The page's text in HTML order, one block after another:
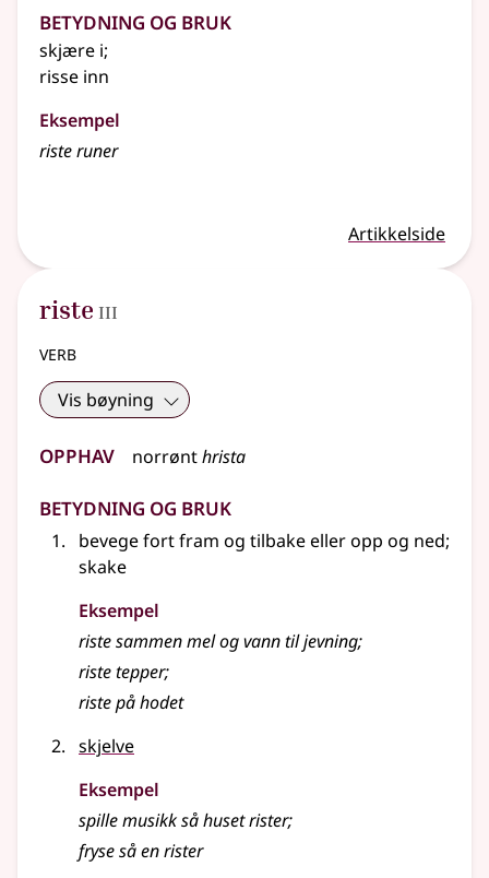
Betydning og bruk
skjære i;
risse inn
Eksempel
risteruner
Artikkelside
riste 3
III
verb
Vis bøyning
Opphav norrønthrista
Betydning og bruk
bevege fort fram og tilbake eller opp og ned;
skake
Eksempel
ristesammen mel og vann til jevning;
ristetepper;
ristepå hodet
skjelve
Eksempel
spille musikk så huset rister;
fryse så enrister